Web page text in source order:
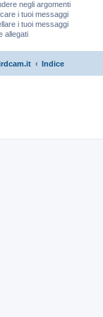
negli argomenti
i tuoi messaggi
i tuoi messaggi
allegati
Indice